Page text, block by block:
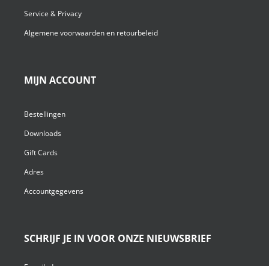
Service & Privacy
Algemene voorwaarden en retourbeleid
MIJN ACCOUNT
Bestellingen
Downloads
Gift Cards
Adres
Accountgegevens
SCHRIJF JE IN VOOR ONZE NIEUWSBRIEF